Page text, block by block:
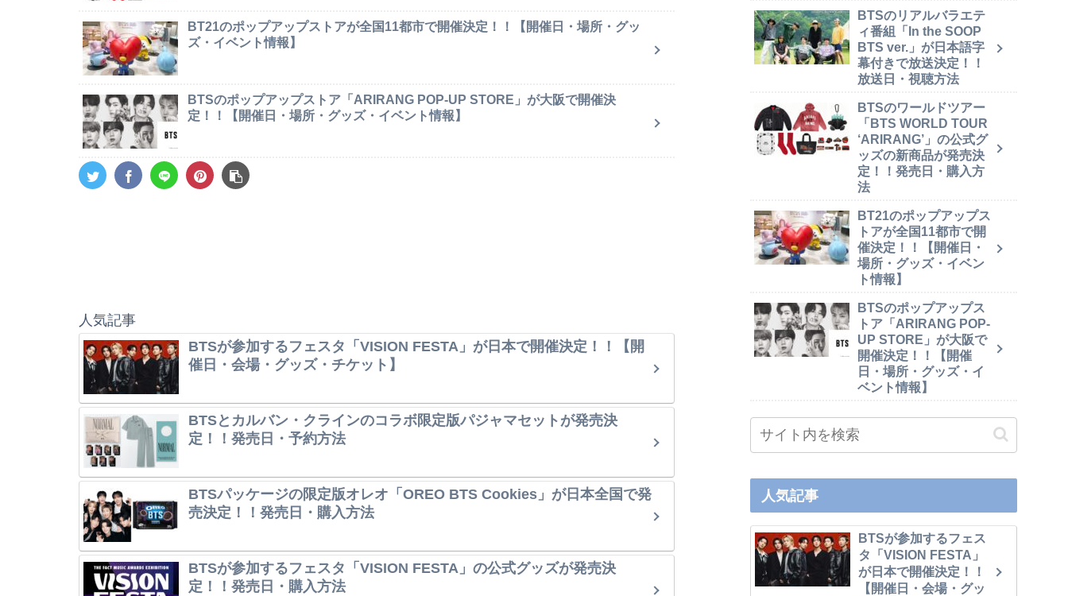
BT21のポップアップストアが全国11都市で開催決定！！【開催日・場所・グッ
ズ・イベント情報】
BTSのポップアップストア「ARIRANG POP-UP STORE」が大阪で開催決
定！！【開催日・場所・グッズ・イベント情報】
人気記事
BTSが参加するフェスタ「VISION FESTA」が日本で開催決定！！【開
催日・会場・グッズ・チケット】
BTSとカルバン・クラインのコラボ限定版パジャマセットが発売決
定！！発売日・予約方法
BTSパッケージの限定版オレオ「OREO BTS Cookies」が日本全国で発
売決定！！発売日・購入方法
BTSが参加するフェスタ「VISION FESTA」の公式グッズが発売決
定！！発売日・購入方法
BTSのリアルバラエテ
ィ番組「In the SOOP
BTS ver.」が日本語字
幕付きで放送決定！！
放送日・視聴方法
BTSのワールドツアー
「BTS WORLD TOUR
‘ARIRANG’」の公式グ
ッズの新商品が発売決
定！！発売日・購入方
法
BT21のポップアップス
トアが全国11都市で開
催決定！！【開催日・
場所・グッズ・イベン
ト情報】
BTSのポップアップス
トア「ARIRANG POP-
UP STORE」が大阪で
開催決定！！【開催
日・場所・グッズ・イ
ベント情報】
人気記事
BTSが参加するフェス
タ「VISION FESTA」
が日本で開催決定！！
【開催日・会場・グッ